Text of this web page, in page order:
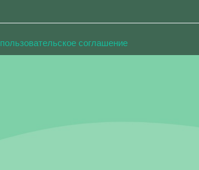
пользовательское соглашение